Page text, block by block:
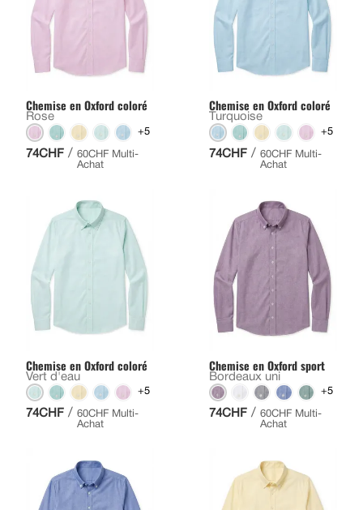
Chemise en Oxford coloré
Rose
+5
74CHF / 60CHF Multi-
Achat
Chemise en Oxford coloré
Turquoise
+5
74CHF / 60CHF Multi-
Achat
Chemise en Oxford coloré
Vert d'eau
+5
74CHF / 60CHF Multi-
Achat
Chemise en Oxford sport
Bordeaux uni
+5
74CHF / 60CHF Multi-
Achat